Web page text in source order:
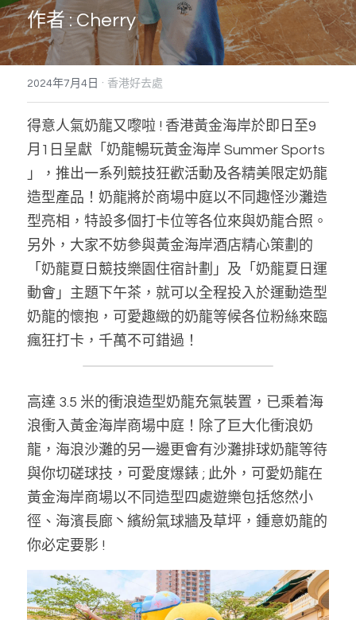
聯絡
作者 : Cherry
2024年7月4日 · 香港好去處
得意人氣奶龍又嚟啦 ! 香港黃金海岸於即日至9
月1日呈獻「奶龍暢玩黃金海岸 Summer Sports
」，推出一系列競技狂歡活動及各精美限定奶龍
造型產品！奶龍將於商場中庭以不同趣怪沙灘造
型亮相，特設多個打卡位等各位來與奶龍合照。
另外，大家不妨參與黃金海岸酒店精心策劃的
「奶龍夏日競技樂園住宿計劃」及「奶龍夏日運
動會」主題下午茶，就可以全程投入於運動造型
奶龍的懷抱，可愛趣緻的奶龍等候各位粉絲來臨
瘋狂打卡，千萬不可錯過！
高達 3.5 米的衝浪造型奶龍充氣裝置，已乘着海
浪衝入黃金海岸商場中庭！除了巨大化衝浪奶
龍，海浪沙灘的另一邊更會有沙灘排球奶龍等待
與你切磋球技，可愛度爆錶 ; 此外，可愛奶龍在
黃金海岸商場以不同造型四處遊樂包括悠然小
徑、海濱長廊丶繽紛氣球牆及草坪，鍾意奶龍的
你必定要影 !